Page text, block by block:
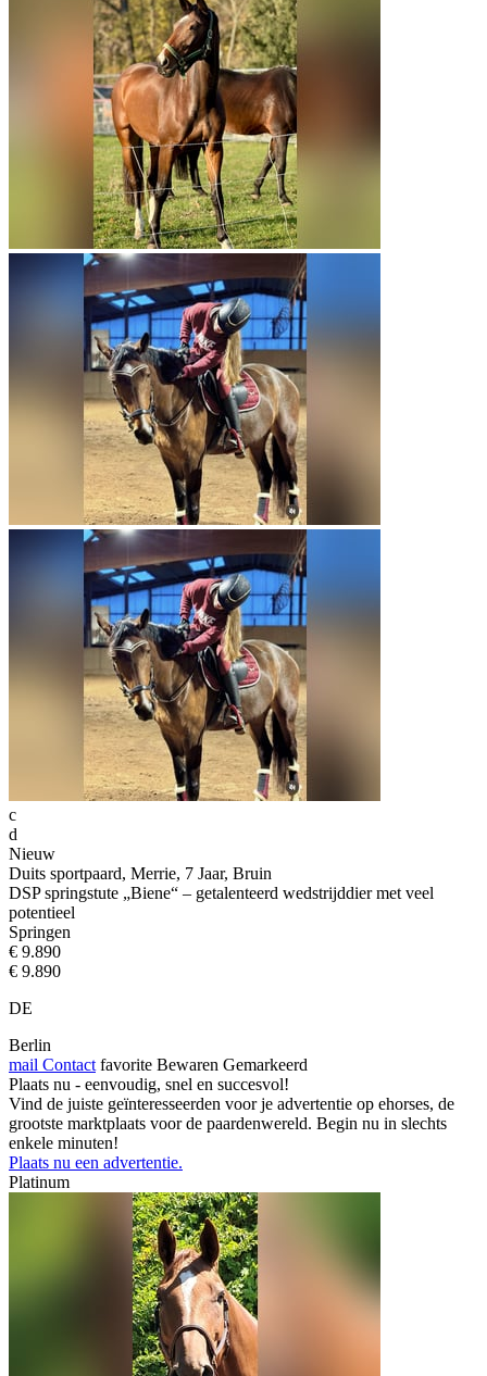
c
d
Nieuw
Duits sportpaard, Merrie, 7 Jaar, Bruin
DSP springstute „Biene“ – getalenteerd wedstrijddier met veel
potentieel
Springen
€ 9.890
€ 9.890
DE
Berlin
mail Contact favorite Bewaren Gemarkeerd
Plaats nu - eenvoudig, snel en succesvol!
Vind de juiste geïnteresseerden voor je advertentie op ehorses, de
grootste marktplaats voor de paardenwereld. Begin nu in slechts
enkele minuten!
Plaats nu een advertentie.
Platinum